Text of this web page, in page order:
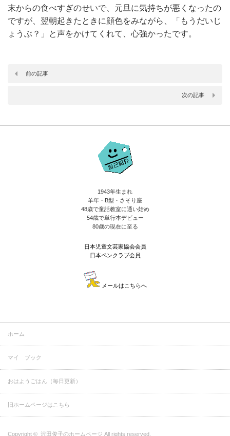
末からの食べすぎのせいで、元旦に気持ちが悪くなったの
ですが、翌朝起きたときに顔色をみながら、「もうだいじ
ょうぶ？」と声をかけてくれて、心強かったです。
前の記事
次の記事
1943年生まれ
羊年・B型・さそり座
48歳で童話教室に通い始め
54歳で単行本デビュー
80歳の現在に至る
日本児童文芸家協会会員
日本ペンクラブ会員
メールはこちらへ
ホーム
マイ ブック
おはようごはん（毎日更新）
旧ホームページはこちら
Copyright © 沢田俊子のホームページ All rights reserved.